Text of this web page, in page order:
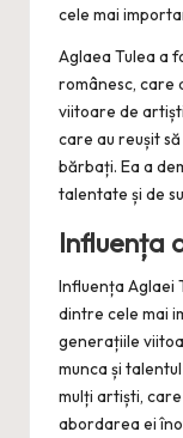
cele mai
Aglaea Tulea a
românesc, care
viitoare de
care au reușit
bărbați. Ea a
talentate și de
Influența
Influența Aglaei
dintre cele mai
generațiile
munca și
mulți artiști,
abordarea ei